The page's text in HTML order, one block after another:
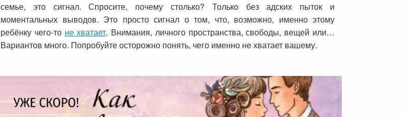
семье, это сигнал. Спросите, почему столько? Только без адских пыток и
моментальных выводов. Это просто сигнал о том, что, возможно, именно этому
ребёнку чего-то не хватает. Внимания, личного пространства, свободы, вещей или…
Вариантов много. Попробуйте осторожно понять, чего именно не хватает вашему.